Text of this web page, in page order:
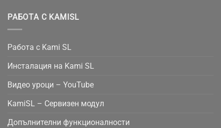
РАБОТА С KAMISL
Работа с Kami SL
Инсталация на Kami SL
Видео уроци – YouTube
KamiSL – Сервизен модул
Допълнителни функционалности